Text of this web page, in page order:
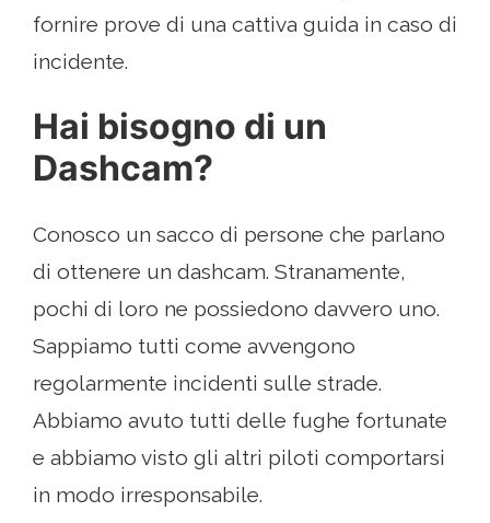
fornire prove di una cattiva guida in caso di
incidente.
Hai bisogno di un
Dashcam?
Conosco un sacco di persone che parlano
di ottenere un dashcam. Stranamente,
pochi di loro ne possiedono davvero uno.
Sappiamo tutti come avvengono
regolarmente incidenti sulle strade.
Abbiamo avuto tutti delle fughe fortunate
e abbiamo visto gli altri piloti comportarsi
in modo irresponsabile.